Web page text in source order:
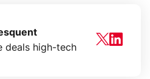
deals high-tech